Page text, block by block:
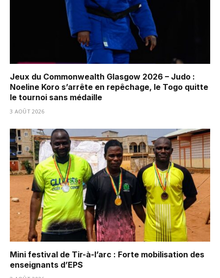
Jeux du Commonwealth Glasgow 2026 – Judo :
Noeline Koro s’arrête en repêchage, le Togo quitte
le tournoi sans médaille
3 AOÛT 2026
Mini festival de Tir-à-l’arc : Forte mobilisation des
enseignants d’EPS